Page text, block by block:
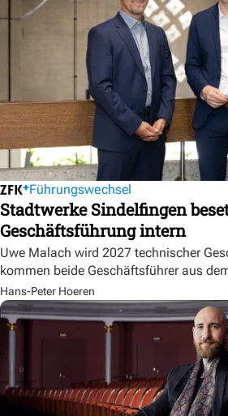
Führungswechsel
Stadtwerke Sindelfingen
Geschäftsführung intern
Uwe Malach wird 2027 technischer
kommen beide Geschäftsführer aus
Hans-Peter Hoeren